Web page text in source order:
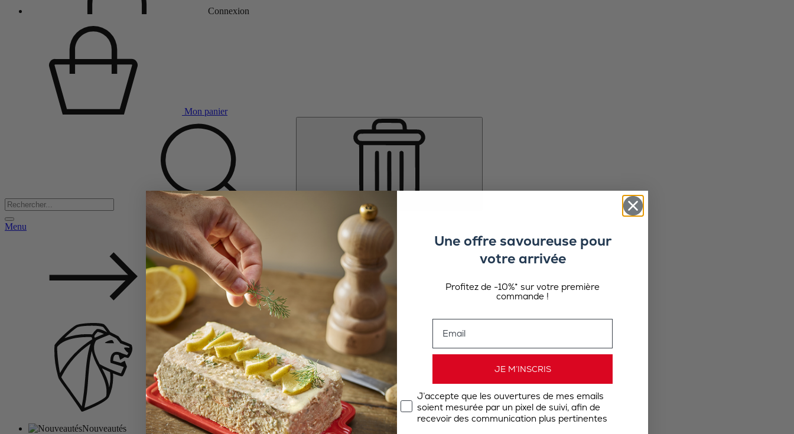
Connexion
Mon panier
Menu
Nouveautés
Une offre savoureuse pour
votre arrivée
Profitez de -10%* sur votre première
commande !
JE M’INSCRIS
J’accepte que les ouvertures de mes emails
soient mesurée par un pixel de suivi, afin de
recevoir des communication plus pertinentes